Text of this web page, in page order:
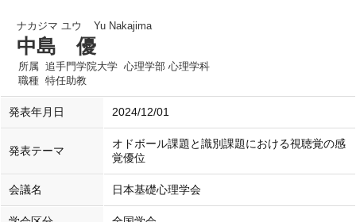
ナカジマ ユウ Yu Nakajima
中島 優
所属 追手門学院大学 心理学部 心理学科
職種 特任助教
発表年月日 2024/12/01
発表テーマ
オドボール課題と識別課題における視聴覚の感
覚優位
会議名 日本基礎心理学会